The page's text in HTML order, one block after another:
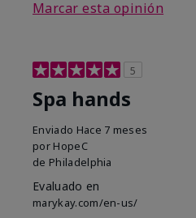
Marcar esta opinión
5
Spa hands
Enviado Hace 7 meses
por HopeC
de Philadelphia
Evaluado en
marykay.com/en-us/